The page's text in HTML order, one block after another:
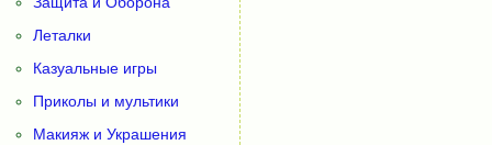
Леталки
Казуальные игры
Приколы и мультики
Макияж и Украшения